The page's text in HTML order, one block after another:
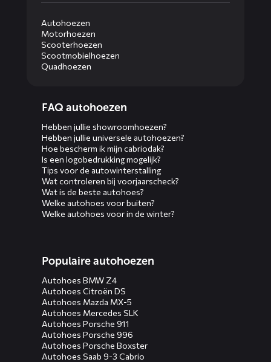
Autohoezen
Motorhoezen
Scooterhoezen
Scootmobielhoezen
Quadhoezen
menusFAQ autohoezen
Hebben jullie showroomhoezen?
Hebben jullie universele autohoezen?
Hoe bescherm ik mijn cabriodak?
Is een logobedrukking mogelijk?
Tips voor de autowinterstalling
Wat controleren bij voorjaarscheck?
Wat is de beste autohoes?
Welke autohoes voor buiten?
Welke autohoes voor in de winter?
Populaire autohoezen
Autohoes BMW Z4
Autohoes Citroën DS
Autohoes Mazda MX-5
Autohoes Mercedes SLK
Autohoes Porsche 911
Autohoes Porsche 996
Autohoes Porsche Boxster
Autohoes Saab 9-3 Cabrio